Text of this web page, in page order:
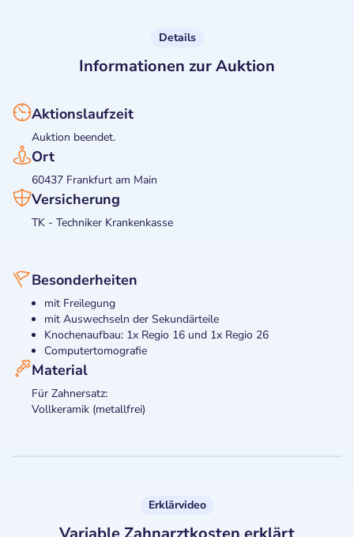
Details
Informationen zur Auktion
Aktionslaufzeit
Auktion beendet.
Ort
60437 Frankfurt am Main
Versicherung
TK - Techniker Krankenkasse
Besonderheiten
mit Freilegung
mit Auswechseln der Sekundärteile
Knochenaufbau: 1x Regio 16 und 1x Regio 26
Computertomografie
Material
Für Zahnersatz:
Vollkeramik (metallfrei)
Erklärvideo